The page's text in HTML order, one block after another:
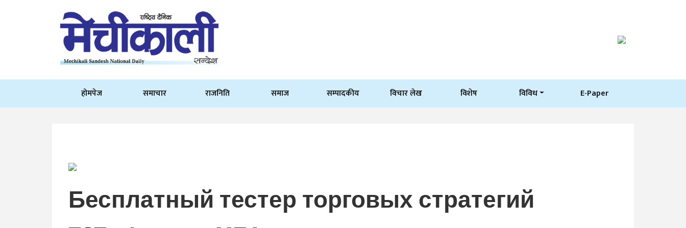
होमपेज समाचार राजनिति समाज सम्पादकीय विचार लेख विशेष विविध E-Paper
Бесплатный тестер торговых стратегий